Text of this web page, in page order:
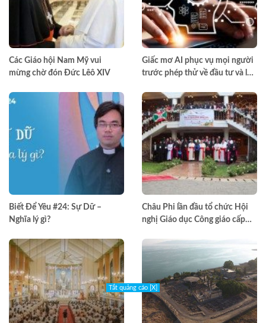
Các Giáo hội Nam Mỹ vui
mừng chờ đón Đức Lêô XIV
Giấc mơ AI phục vụ mọi người
trước phép thử về đầu tư và lợi
Biết Để Yêu #24: Sự Dữ –
Nghĩa lý gì?
Châu Phi lần đầu tổ chức Hội
nghị Giáo dục Công giáo cấp
Tắt quảng cáo [X]